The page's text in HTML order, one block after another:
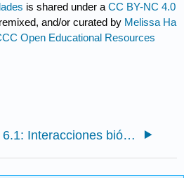
is shared under aCC BY-NC 4.0
and/or curated by Melissa Ha
Open Educational Resources
6.1: Interacciones bióticas